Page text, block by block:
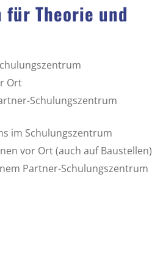
Theorie und
Ort
Schulungszentrum
im Schulungszentrum
vor Ort (auch auf Baustellen)
Partner-Schulungszentrum